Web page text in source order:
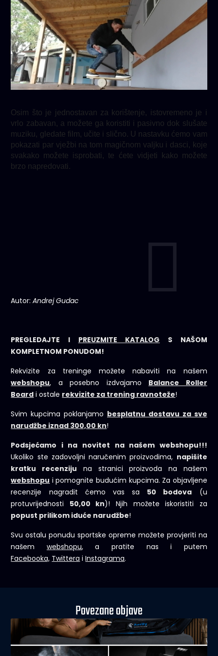
Osim što je jednostavan za korištenje, istovremeno je i
vrlo zabavan, a možete ga koristiti i pasivno dok slušate
muziku, gledate film, učite i slično. U nastavku ćemo vam
pokazati par vježbi na tom magičnom valjku i dasci, koje
svakako možete isprobati, te ćete vidjeti kako možete
brzo napredovati.
Autor:Andrej Gudac
PREGLEDAJTE I PREUZMITE KATALOG S NAŠOM
KOMPLETNOM PONUDOM!
Rekvizite za treninge možete nabaviti na našem
webshopu, a posebno izdvajamo Balance Roller
Board i ostale rekvizite za trening ravnoteže!
Svim kupcima poklanjamo besplatnu dostavu za sve
narudžbe iznad 300,00 kn!
Podsjećamo i na novitet na našem webshopu!!!
Ukoliko ste zadovoljni naručenim proizvodima, napišite
kratku recenziju na stranici proizvoda na našem
webshopu i pomognite budućim kupcima. Za objavljene
recenzije nagradit ćemo vas sa 50 bodova (u
protuvrijednosti 50,00 kn)! Njih možete iskoristiti za
popust prilikom iduće narudžbe!
Svu ostalu ponudu sportske opreme možete provjeriti na
našem webshopu, a pratite nas i putem
Facebooka, Twittera iInstagrama.
Povezane objave